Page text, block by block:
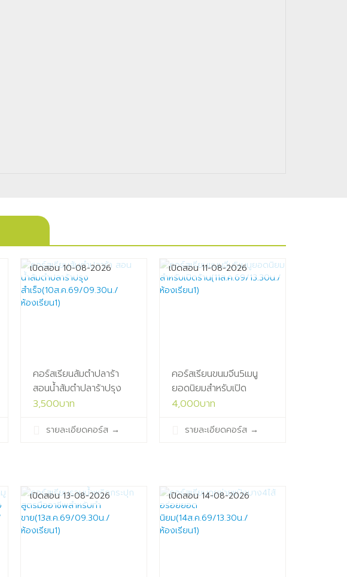
เปิดสอน 10-08-2026
คอร์สเรียนส้มตำปลาร้า
สอนน้ำส้มตำปลาร้าปรุง
สำเร็จ(10ส.ค.69/09.30น./
3,500บาท
รายละเอียดคอร์ส →
เปิดสอน 11-08-2026
คอร์สเรียนขนมจีน5เมนู
ยอดนิยมสำหรับเปิด
ร้าน(11ส.ค.69/13.30น./
4,000บาท
รายละเอียดคอร์ส →
เปิดสอน 13-08-2026 เปิดสอน 14-08-2026